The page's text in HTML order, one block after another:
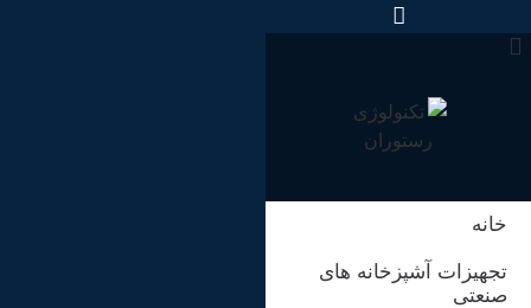
خانه
تجهیزات آشپزخانه های
صنعتی